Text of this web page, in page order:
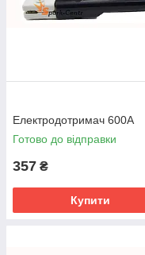
Електродотримач 600А
Готово до відправки
357 ₴
Купити